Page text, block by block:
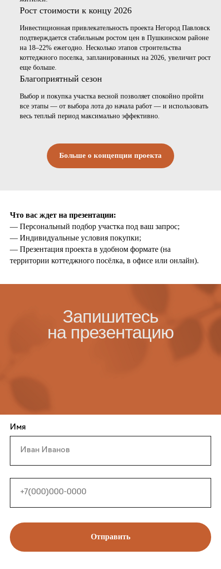
Рост стоимости к концу 2026
Инвестиционная привлекательность проекта Негород Павловск
подтверждается стабильным ростом цен в Пушкинском районе
на 18–22% ежегодно. Несколько этапов строительства
коттеджного поселка, запланированных на 2026, увеличит рост
еще больше.
Благоприятный сезон
Выбор и покупка участка весной позволяет спокойно пройти
все этапы — от выбора лота до начала работ — и использовать
весь теплый период максимально эффективно.
Больше о концепции проекта
Что вас ждет на презентации:
— Персональный подбор участка под ваш запрос;
— Индивидуальные условия покупки;
— Презентация проекта в удобном формате (на
территории коттеджного посёлка, в офисе или онлайн).
Запишитесь
на презентацию
Имя
Отправить